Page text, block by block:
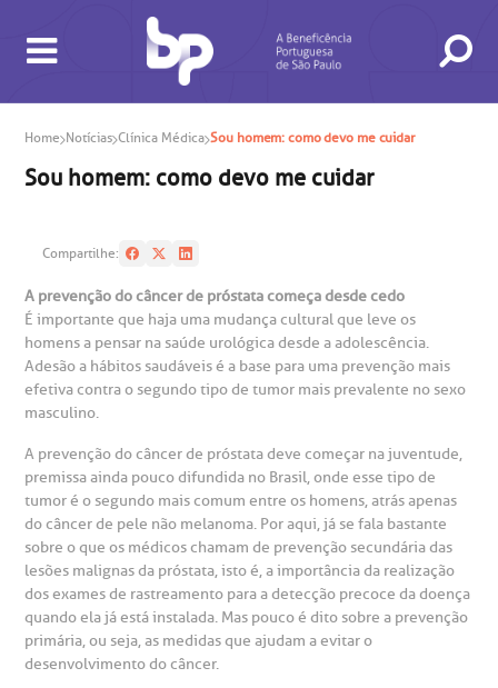
de consultas e exames
in antecipado
de exames
SAC
A BP conta com você para melhorar sempre a qualidade do
atendimento e dos serviços prestados.
A Ouvidoria e SAC são canais para você, cliente da BP, tirar
suas dúvidas, registrar suas reclamações ou fazer elogios
relacionados ao nosso atendimento e aos nossos serviços.
Horário de atendimento: 2ª a 6ª feira das 7h às 18h
Hospital BP
e Pesquisa
do médico
de conduta
de atendimento
de Oncologia e Hematologia
de Excelência em Neurologia e
Home Notícias Clínica Médica Sou homem: como devo me cuidar
Sou homem: como devo me cuidar
Compartilhe:
A prevenção do câncer de próstata começa desde cedo
É importante que haja uma mudança cultural que leve os
homens a pensar na saúde urológica desde a adolescência.
Adesão a hábitos saudáveis é a base para uma prevenção mais
efetiva contra o segundo tipo de tumor mais prevalente no sexo
masculino.
A prevenção do câncer de próstata deve começar na juventude,
premissa ainda pouco difundida no Brasil, onde esse tipo de
tumor é o segundo mais comum entre os homens, atrás apenas
do câncer de pele não melanoma. Por aqui, já se fala bastante
sobre o que os médicos chamam de prevenção secundária das
lesões malignas da próstata, isto é, a importância da realização
dos exames de rastreamento para a detecção precoce da doença
quando ela já está instalada. Mas pouco é dito sobre a prevenção
primária, ou seja, as medidas que ajudam a evitar o
desenvolvimento do câncer.